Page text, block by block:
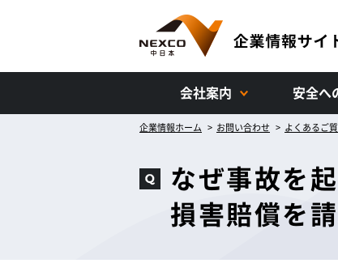
会社案内 安全へ
企業情報ホーム お問い合わせ よくあるご
なぜ事故を
損害賠償を